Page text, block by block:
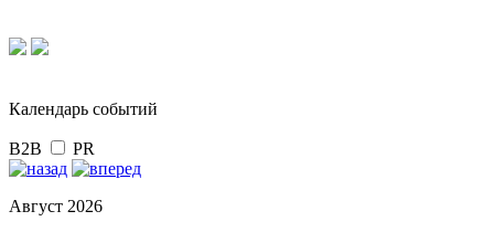
Календарь событий
B2B PR
Август 2026